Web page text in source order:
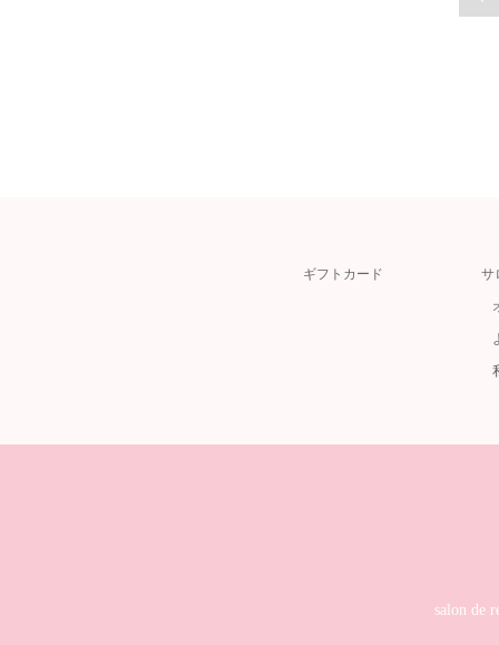
ギフトカード サ
salon de